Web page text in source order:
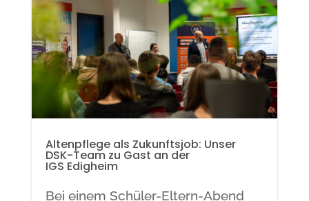
Altenpflege als Zukunftsjob: Unser
DSK-Team zu Gast an der
IGS Edigheim
Bei einem Schüler-Eltern-Abend